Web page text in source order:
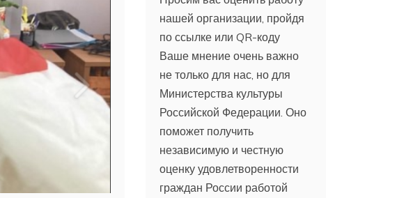
нашей организации, пройдя
по ссылке или QR-коду
Ваше мнение очень важно
не только для нас, но для
Министерства культуры
Российской Федерации. Оно
поможет получить
независимую и честную
оценку удовлетворенности
граждан России работой